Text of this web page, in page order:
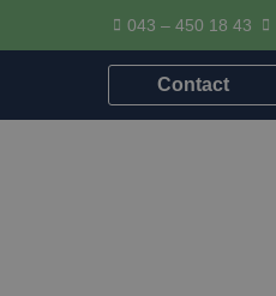
043 – 450 18 43
Contact